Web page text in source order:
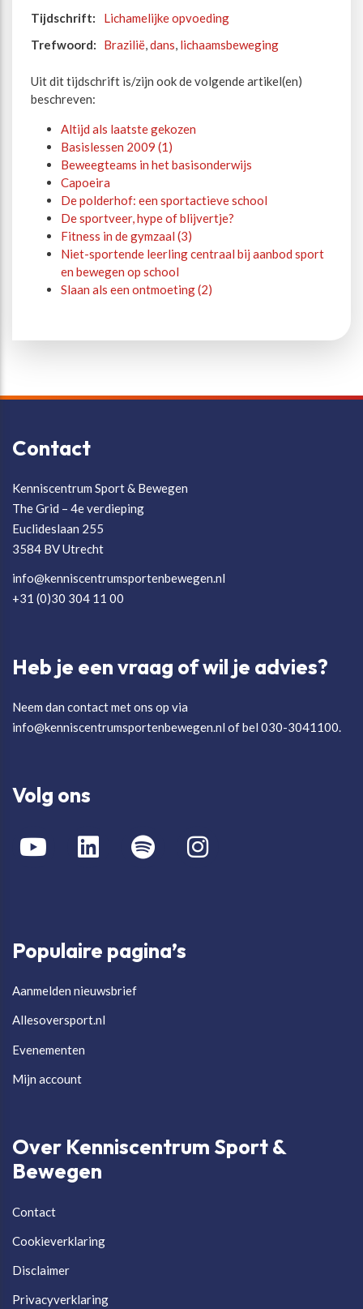
Tijdschrift:
Lichamelijke opvoeding
Trefwoord:
Brazilië,dans, lichaamsbeweging
Uit dit tijdschrift is/zijn ook de volgende artikel(en)
beschreven:
Altijd als laatste gekozen
Basislessen 2009 (1)
Beweegteams in het basisonderwijs
Capoeira
De polderhof: een sportactieve school
De sportveer, hype of blijvertje?
Fitness in de gymzaal (3)
Niet-sportende leerling centraal bij aanbod sport
en bewegen op school
Slaan als een ontmoeting (2)
Contact
Kenniscentrum Sport & Bewegen
The Grid – 4e verdieping
Euclideslaan 255
3584 BV Utrecht
info@kenniscentrumsportenbewegen.nl
+31 (0)30 304 11 00
Heb je een vraag of wil je advies?
Neem dan contact met ons op via
info@kenniscentrumsportenbewegen.nl of bel 030-3041100.
Volg ons
Populaire pagina’s
Aanmelden nieuwsbrief
Allesoversport.nl
Evenementen
Mijn account
Over Kenniscentrum Sport &
Bewegen
Contact
Cookieverklaring
Disclaimer
Privacyverklaring